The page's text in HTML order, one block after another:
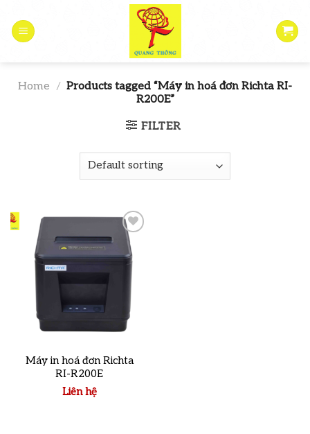
content
Home / Products tagged “Máy in hoá đơn Richta RI-
R200E”
FILTER
wishlist
Máy in hoá đơn Richta
RI-R200E
Liên hệ